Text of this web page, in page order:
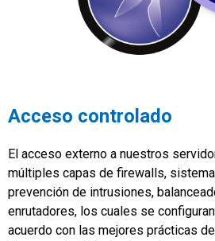
Acceso controlado
El acceso externo a nuestros
múltiples capas de firewalls,
prevención de intrusiones,
enrutadores, los cuales se
acuerdo con las mejores prácticas